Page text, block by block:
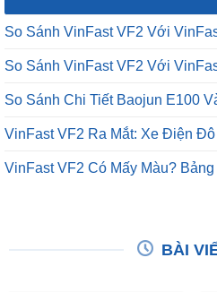
So Sánh VinFast VF2 Với
So Sánh VinFast VF2 Với
So Sánh Chi Tiết Baojun E100
VinFast VF2 Ra Mắt: Xe Điện
VinFast VF2 Có Mấy Màu?
BÀI